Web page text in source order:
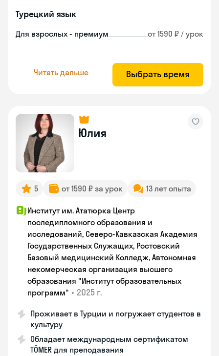
Турецкий язык
Для взрослых - премиум от 1590 ₽ / урок
Читать дальше Выбрать время
Юлия
5 от 1590 ₽ за урок 13 лет опыта
Институт им. Ататюрка Центр
последипломного образования и
исследований, Северо-Кавказская Академия
Государственных Служащих, Ростовский
Базовый медицинский Колледж, Автономная
некомерческая организация высшего
образования "Институт образовательных
программ" • 2025 г.
Проживает в Турции и погружает студентов в
культуру
Обладает международным сертификатом
TÖMER для преподавания